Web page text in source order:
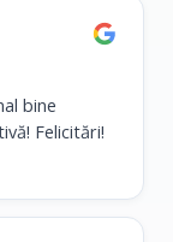
bine
Felicitări!